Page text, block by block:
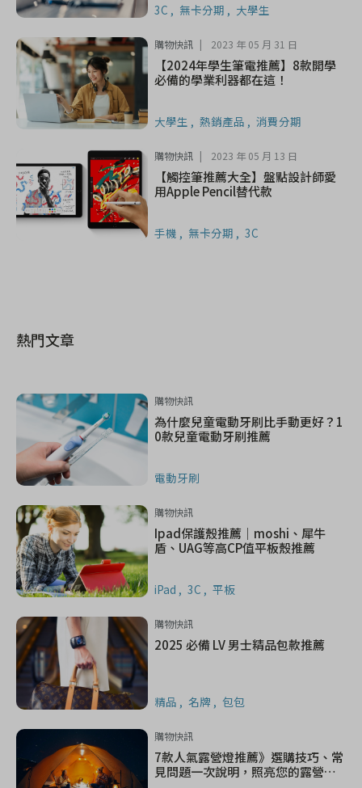
3C 無卡分期 大學生
購物快訊 2023 年 05 月 31 日
【2024年學生筆電推薦】8款開學
必備的學業利器都在這！
大學生 熱銷產品 消費分期
購物快訊 2023 年 05 月 13 日
【觸控筆推薦大全】盤點設計師愛
用Apple Pencil替代款
手機 無卡分期 3C
熱門文章
購物快訊
為什麼兒童電動牙刷比手動更好？1
0款兒童電動牙刷推薦
電動牙刷
購物快訊
Ipad保護殼推薦｜moshi、犀牛
盾、UAG等高CP值平板殼推薦
iPad 3C 平板
購物快訊
2025 必備 LV 男士精品包款推薦
精品 名牌 包包
購物快訊
7款人氣露營燈推薦》選購技巧、常
見問題一次說明，照亮您的露營之